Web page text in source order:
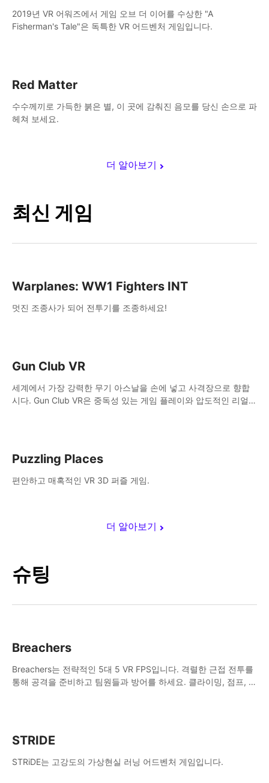
더 알아보기
2019년 VR 어워즈에서 게임 오브 더 이어를 수상한 "A
Fisherman's Tale"은 독특한 VR 어드벤처 게임입니다.
Red Matter
수수께끼로 가득한 붉은 별, 이 곳에 감춰진 음모를 당신 손으로 파
헤쳐 보세요.
최신 게임
더 알아보기
Warplanes: WW1 Fighters INT
멋진 조종사가 되어 전투기를 조종하세요!
Gun Club VR
세계에서 가장 강력한 무기 아스날을 손에 넣고 사격장으로 향합
시다. Gun Club VR은 중독성 있는 게임 플레이와 압도적인 리얼리
Puzzling Places
편안하고 매혹적인 VR 3D 퍼즐 게임.
슈팅
Breachers
Breachers는 전략적인 5대 5 VR FPS입니다. 격렬한 근접 전투를
통해 공격을 준비하고 팀원들과 방어를 하세요. 클라이밍, 점프, 래
STRIDE
STRiDE는 고강도의 가상현실 러닝 어드벤처 게임입니다.